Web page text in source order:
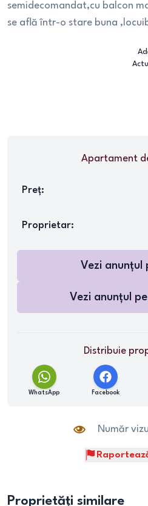
semidecomandat,cu balcon
se află într-o stare buna
Apartament
Preț:
Proprietar:
Vezi anunțul
Vezi anunțul pe
Distribuie
WhatsApp Facebook
Număr
Proprietăți similare